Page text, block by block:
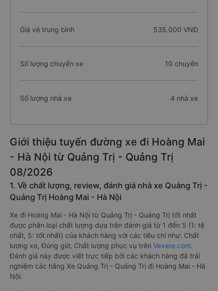
Giá vé trung bình 535.000 VNĐ
Số lượng chuyến xe 10 chuyến
Số lượng nhà xe 4 nhà xe
Giới thiệu tuyến đường xe đi Hoàng Mai
- Hà Nội từ Quảng Trị - Quảng Trị
08/2026
1. Về chất lượng, review, đánh giá nhà xe Quảng Trị -
Quảng Trị Hoàng Mai - Hà Nội
Xe đi Hoàng Mai - Hà Nội từ Quảng Trị - Quảng Trị tốt nhất
được phân loại chất lượng dựa trên đánh giá từ 1 đến 5 (1: tệ
nhất, 5: tốt nhất) của khách hàng với các tiêu chí như: Chất
lượng xe, Đúng giờ, Chất lượng phục vụ trên Vexere.com.
Đánh giá này được viết trực tiếp bởi các khách hàng đã trải
nghiệm các hãng Xe Quảng Trị - Quảng Trị đi Hoàng Mai - Hà
Nội.